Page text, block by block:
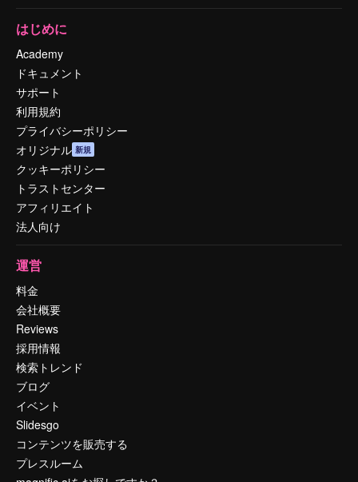
はじめに
Academy
ドキュメント
サポート
利用規約
プライバシーポリシー
オリジナル 新規
クッキーポリシー
トラストセンター
アフィリエイト
法人向け
運営
料金
会社概要
Reviews
採用情報
検索トレンド
ブログ
イベント
Slidesgo
コンテンツを販売する
プレスルーム